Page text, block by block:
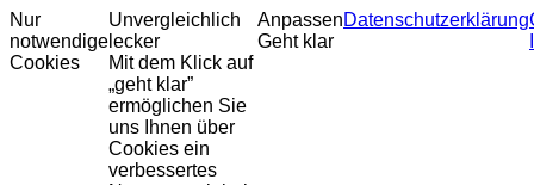
Nur
notwendige
Cookies
Unvergleichlich
lecker
Mit dem Klick auf
„geht klar”
ermöglichen Sie
uns Ihnen über
Cookies ein
verbessertes
Anpassen
Geht klar
Datenschutzerklärung